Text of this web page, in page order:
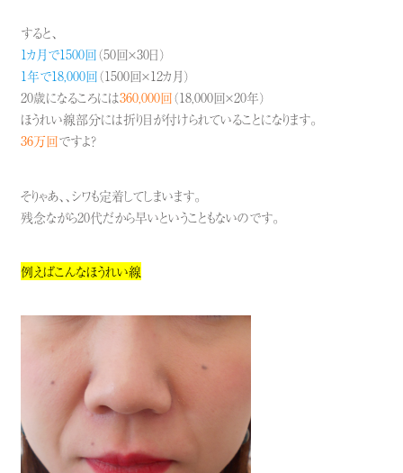
すると、
1カ月で1500回（50回×30日）
1年で18,000回（1500回×12カ月）
20歳になるころには360,000回（18,000回×20年）
ほうれい線部分には折り目が付けられていることになります。
36万回ですよ？
そりゃあ、、シワも定着してしまいます。
残念ながら20代だから早いということもないのです。
例えばこんなほうれい線